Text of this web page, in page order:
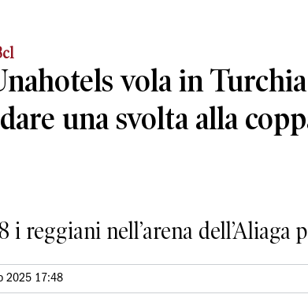
vola in Turchia
una svolta alla
i reggiani nell’arena
2025 17:48